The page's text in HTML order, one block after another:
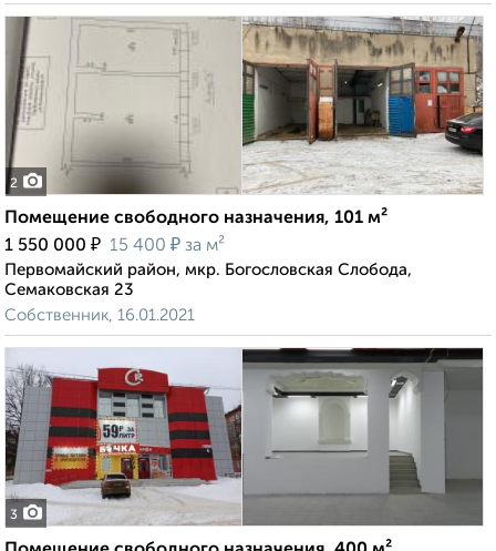
2
Помещение свободного назначения, 101 м²
1 550 000 ₽ 15 400 ₽ за м²
Первомайский район, мкр. Богословская Слобода,
Семаковская 23
Собственник, 16.01.2021
3